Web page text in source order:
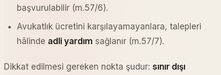
başvurulabilir (m.57/6).
Avukatlık ücretini karşılayamayanlara, talepleri
hâlinde adli yardım sağlanır (m.57/7).
Dikkat edilmesi gereken nokta şudur: sınır dışı